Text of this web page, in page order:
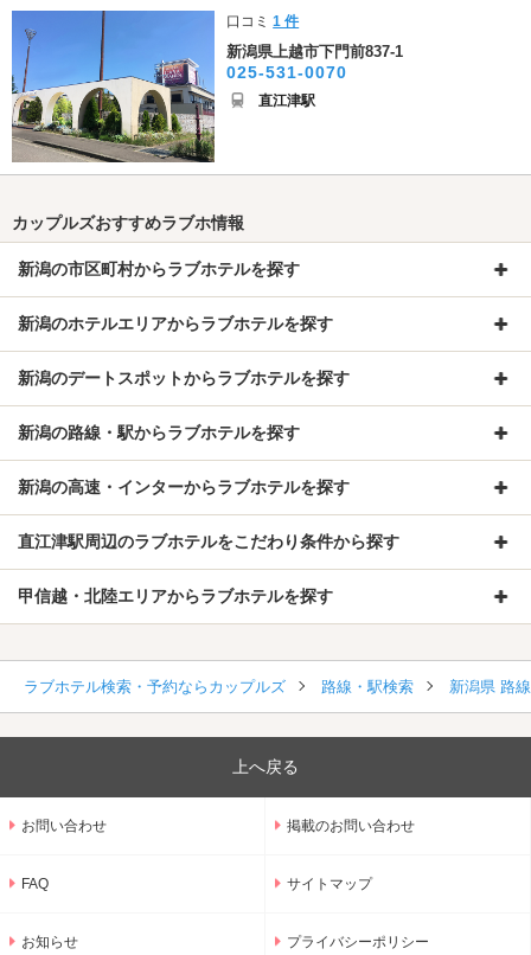
口コミ1 件
新潟県上越市下門前837-1
025-531-0070
直江津駅
カップルズおすすめラブホ情報
新潟の市区町村からラブホテルを探す
新潟のホテルエリアからラブホテルを探す
新潟のデートスポットからラブホテルを探す
新潟の路線・駅からラブホテルを探す
新潟の高速・インターからラブホテルを探す
直江津駅周辺のラブホテルをこだわり条件から探す
甲信越・北陸エリアからラブホテルを探す
ラブホテル検索・予約ならカップルズ 路線・駅検索 新潟県 路
上へ戻る
お問い合わせ 掲載のお問い合わせ
FAQ サイトマップ
お知らせ プライバシーポリシー